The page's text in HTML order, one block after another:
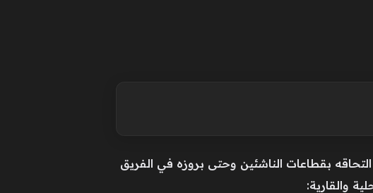
بقطاعات الناشئين وحتى بروزه في الفريق
والقارية: